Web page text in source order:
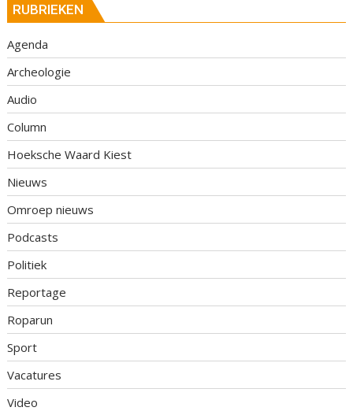
RUBRIEKEN
Agenda
Archeologie
Audio
Column
Hoeksche Waard Kiest
Nieuws
Omroep nieuws
Podcasts
Politiek
Reportage
Roparun
Sport
Vacatures
Video